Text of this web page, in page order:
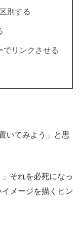
別する
でリンクさせる
いてみよう」と思
それを必死になっ
メージを描くヒン